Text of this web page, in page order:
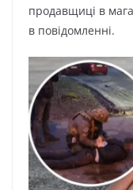
продавщиці в
в повідомленні.